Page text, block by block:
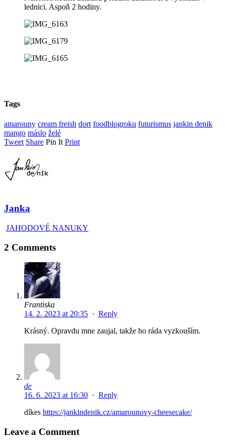
lednici. Aspoň 2 hodiny.
Tags
amarouny cream freish dort foodblogroku futurismus jankin denik
mango máslo želé
Tweet Share Pin It Print
Janka
JAHODOVÉ NANUKY
2 Comments
Frantiska
14. 2. 2023 at 20:35 · Reply
Krásný. Opravdu mne zaujal, takže ho ráda vyzkouším.
de
16. 6. 2023 at 16:30 · Reply
díkes https://jankindenik.cz/amarounovy-cheesecake/
Leave a Comment